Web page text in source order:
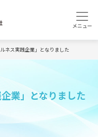
ネス実践企業」となりました
業」となりました